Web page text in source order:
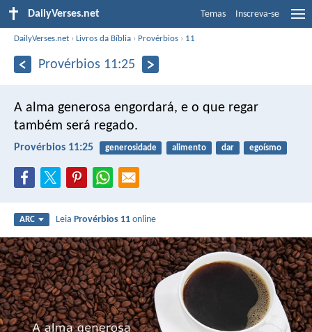
DailyVerses.net Temas Inscreva-se
DailyVerses.net ›Livros da Bíblia › Provérbios › 11
Provérbios 11:25
A alma generosa engordará, e o que regar
também será regado.
Provérbios 11:25 generosidade alimento dar egoísmo
ARC LeiaProvérbios 11 online